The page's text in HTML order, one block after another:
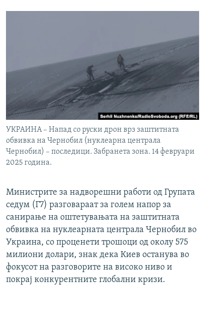
УКРАИНА – Напад со руски дрон врз заштитната
обвивка на Чернобил (нуклеарна централа
Чернобил) – последици. Забранета зона. 14 февруари
2025 година.
Министрите за надворешни работи од Групата
седум (Г7) разговараат за голем напор за
санирање на оштетувањата на заштитната
обвивка на нуклеарната централа Чернобил во
Украина, со проценети трошоци од околу 575
милиони долари, знак дека Киев останува во
фокусот на разговорите на високо ниво и
покрај конкурентните глобални кризи.